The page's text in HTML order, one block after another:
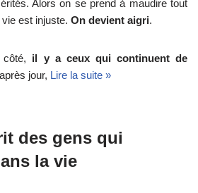
Alors on se prend à maudire tout
est injuste. On devient aigri.
côté, il y a ceux qui continuent de
jour, Lire la suite »
des gens qui
la vie